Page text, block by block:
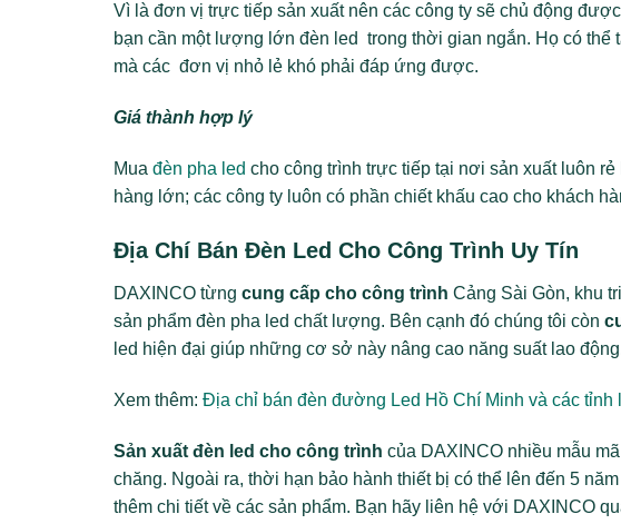
Vì là đơn vị trực tiếp sản xuất nên các công ty sẽ chủ động
bạn cần một lượng lớn đèn led trong thời gian ngắn. Họ có
mà các đơn vị nhỏ lẻ khó phải đáp ứng được.
Giá thành hợp lý
Mua đèn pha led cho công trình trực tiếp tại nơi sản xuất luôn
hàng lớn; các công ty luôn có phần chiết khấu cao cho khách
Địa Chí Bán Đèn Led Cho Công Trình Uy Tín
DAXINCO từng cung cấp cho công trình Cảng Sài Gòn, khu
sản phẩm đèn pha led chất lượng. Bên cạnh đó chúng tôi còn
led hiện đại giúp những cơ sở này nâng cao năng suất lao
Xem thêm: Địa chỉ bán đèn đường Led Hồ Chí Minh và các tỉnh
Sản xuất đèn led cho công trình của DAXINCO nhiều mẫu
chăng. Ngoài ra, thời hạn bảo hành thiết bị có thể lên đến 5
thêm chi tiết về các sản phẩm. Bạn hãy liên hệ với DAXINCO